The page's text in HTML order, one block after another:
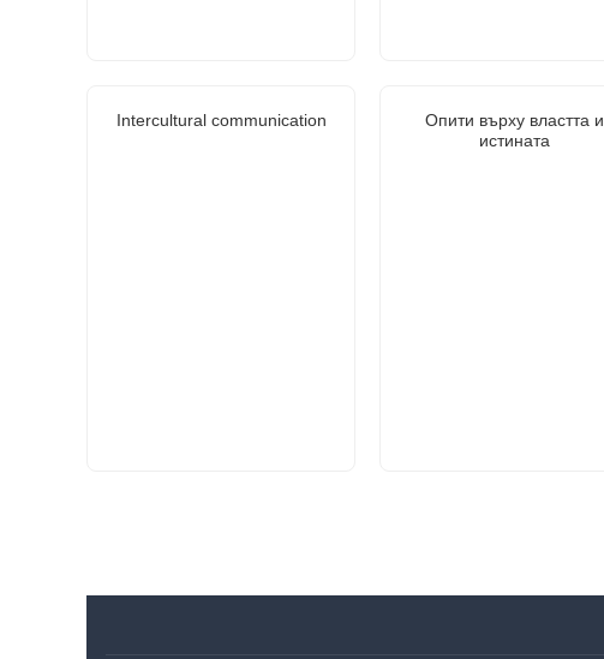
Intercultural communication
Опити върху властта и
истината